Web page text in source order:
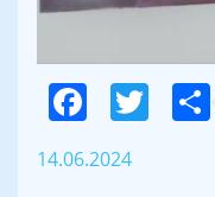
14.06.2024